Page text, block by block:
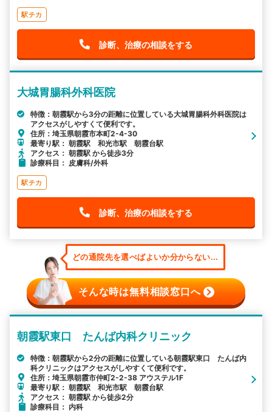
駅チカ
診断、治療の相談をする
大城胃腸科外科医院
特徴：朝霞駅から3分の距離に位置している大城胃腸科外科医院は
アクセスがしやすくて便利です。
住所：埼玉県朝霞市本町2-4-30
最寄り駅： 朝霞駅 和光市駅 朝霞台駅
アクセス： 朝霞駅 から徒歩3分
診療科目： 皮膚科/外科
駅チカ
診断、治療の相談をする
どの通院先を選べばよいか分からない...
そんな時は無料相談窓口へ
朝霞駅東口 たんば内科クリニック
特徴：朝霞駅から2分の距離に位置している朝霞駅東口 たんば内
科クリニックはアクセスがしやすくて便利です。
住所：埼玉県朝霞市仲町2-2-38 アウステル1F
最寄り駅： 朝霞駅 和光市駅 朝霞台駅
アクセス： 朝霞駅 から徒歩2分
診療科目： 内科